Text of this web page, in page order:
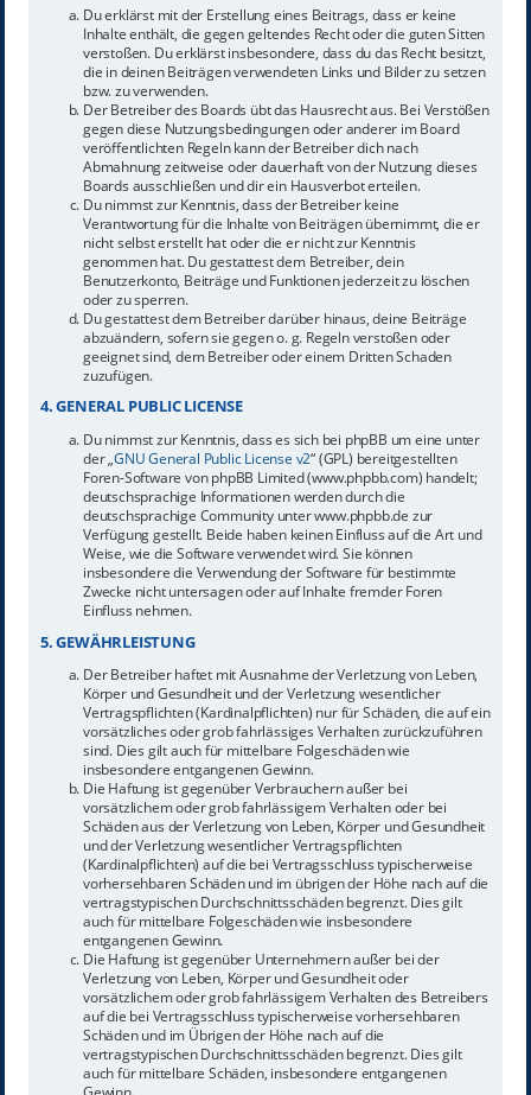
Du erklärst mit der Erstellung eines Beitrags, dass er keine
Inhalte enthält, die gegen geltendes Recht oder die guten Sitten
verstoßen. Du erklärst insbesondere, dass du das Recht besitzt,
die in deinen Beiträgen verwendeten Links und Bilder zu setzen
bzw. zu verwenden.
Der Betreiber des Boards übt das Hausrecht aus. Bei Verstößen
gegen diese Nutzungsbedingungen oder anderer im Board
veröffentlichten Regeln kann der Betreiber dich nach
Abmahnung zeitweise oder dauerhaft von der Nutzung dieses
Boards ausschließen und dir ein Hausverbot erteilen.
Du nimmst zur Kenntnis, dass der Betreiber keine
Verantwortung für die Inhalte von Beiträgen übernimmt, die er
nicht selbst erstellt hat oder die er nicht zur Kenntnis
genommen hat. Du gestattest dem Betreiber, dein
Benutzerkonto, Beiträge und Funktionen jederzeit zu löschen
oder zu sperren.
Du gestattest dem Betreiber darüber hinaus, deine Beiträge
abzuändern, sofern sie gegen o. g. Regeln verstoßen oder
geeignet sind, dem Betreiber oder einem Dritten Schaden
zuzufügen.
4. GENERAL PUBLIC LICENSE
Du nimmst zur Kenntnis, dass es sich bei phpBB um eine unter
der „GNU General Public License v2“ (GPL) bereitgestellten
Foren-Software von phpBB Limited (www.phpbb.com) handelt;
deutschsprachige Informationen werden durch die
deutschsprachige Community unter www.phpbb.de zur
Verfügung gestellt. Beide haben keinen Einfluss auf die Art und
Weise, wie die Software verwendet wird. Sie können
insbesondere die Verwendung der Software für bestimmte
Zwecke nicht untersagen oder auf Inhalte fremder Foren
Einfluss nehmen.
5. GEWÄHRLEISTUNG
Der Betreiber haftet mit Ausnahme der Verletzung von Leben,
Körper und Gesundheit und der Verletzung wesentlicher
Vertragspflichten (Kardinalpflichten) nur für Schäden, die auf ein
vorsätzliches oder grob fahrlässiges Verhalten zurückzuführen
sind. Dies gilt auch für mittelbare Folgeschäden wie
insbesondere entgangenen Gewinn.
Die Haftung ist gegenüber Verbrauchern außer bei
vorsätzlichem oder grob fahrlässigem Verhalten oder bei
Schäden aus der Verletzung von Leben, Körper und Gesundheit
und der Verletzung wesentlicher Vertragspflichten
(Kardinalpflichten) auf die bei Vertragsschluss typischerweise
vorhersehbaren Schäden und im übrigen der Höhe nach auf die
vertragstypischen Durchschnittsschäden begrenzt. Dies gilt
auch für mittelbare Folgeschäden wie insbesondere
entgangenen Gewinn.
Die Haftung ist gegenüber Unternehmern außer bei der
Verletzung von Leben, Körper und Gesundheit oder
vorsätzlichem oder grob fahrlässigem Verhalten des Betreibers
auf die bei Vertragsschluss typischerweise vorhersehbaren
Schäden und im Übrigen der Höhe nach auf die
vertragstypischen Durchschnittsschäden begrenzt. Dies gilt
auch für mittelbare Schäden, insbesondere entgangenen